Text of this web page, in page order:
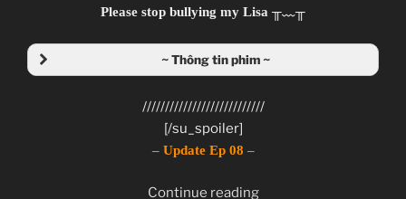
Zankyou no Terror
Please stop bullying my Lisa ╥﹏╥
~ Thông tin phim ~
///////////////////////////
[/su_spoiler]
– Update Ep 08 –
Continue reading“Zankyou